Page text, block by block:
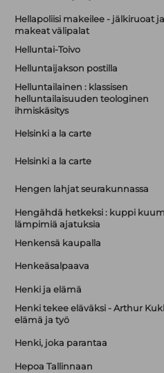
Hellapoliisi makeilee - jälkiruoat ja
makeat välipalat
Helluntai-Toivo
Helluntaijakson postilla
Helluntailainen : klassisen
helluntailaisuuden teologinen
ihmiskäsitys
Helsinki a la carte
Helsinki a la carte
Hengen lahjat seurakunnassa
Hengähdä hetkeksi : kuppi
lämpimiä ajatuksia
Henkensä kaupalla
Henkeäsalpaava
Henki ja elämä
Henki tekee eläväksi - Arthur
elämä ja työ
Henki, joka parantaa
Hepoa Tallinnaan